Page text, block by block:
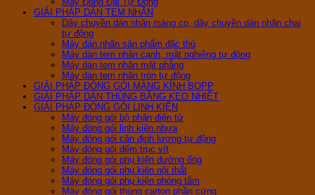
GIẢI PHÁP DÁN TEM NHÃN
Dây chuyền dán nhãn màng co, dây chuyền dán nhãn chai
tự động
Máy dán nhãn sản phẩm đặc thù
Máy dán tem nhãn cạnh, mặt nghiệng tự động
Máy dán tem nhãn mặt phẳng
Máy dán tem nhãn tròn tự động
GIẢI PHÁP ĐÓNG GÓI MÀNG KÍNH BOPP
GIẢI PHÁP DÁN THÙNG BẰNG KEO NHIỆT
GIẢI PHÁP ĐÓNG GÓI LINH KIỆN
Máy đóng gói bộ phận điện tử
Máy đóng gói linh kiện nhựa
Máy đóng gói cân định lượng tự động
Máy đóng gói đếm trục vít
Máy đóng gói phụ kiện đường ống
Máy đóng gói phụ kiện nội thất
Máy đóng gói phụ kiện phòng tắm
Máy đóng gói thùng carton phần cứng